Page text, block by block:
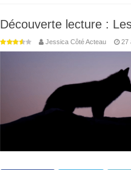
Découverte lecture :
Jessica Côté Acteau 27